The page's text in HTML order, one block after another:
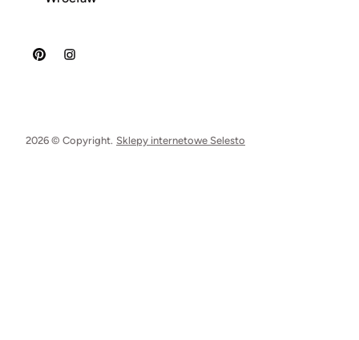
2026 © Copyright. Sklepy internetowe Selesto